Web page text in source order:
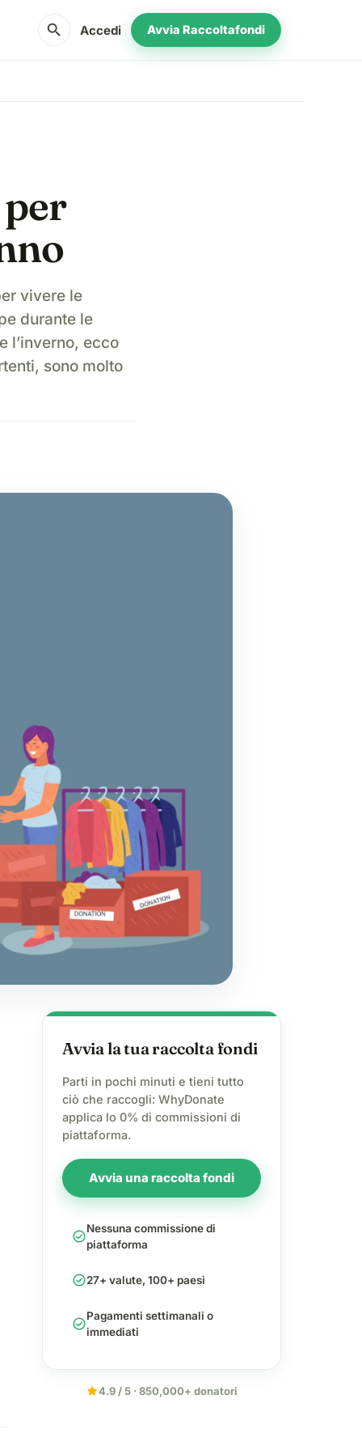
search Accedi Avvia Raccoltafondi
vivere le
durante le
l’inverno, ecco
sono molto
Avvia la tua raccolta fondi
Parti in pochi minuti e tieni tutto
ciò che raccogli: WhyDonate
applica lo 0% di commissioni di
piattaforma.
Avvia una raccolta fondi
check_circleNessuna commissione di
piattaforma
check_circle27+ valute, 100+ paesi
check_circlePagamenti settimanali o
immediati
star4.9 / 5 · 850,000+ donatori